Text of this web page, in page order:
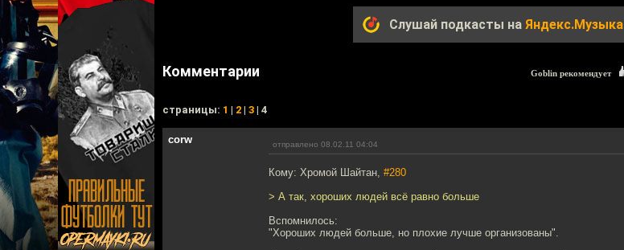
Слушай подкасты на Яндекс.Музыка
Комментарии Goblin рекомендует
cтраницы: 1 | 2 | 3 | 4
corw отправлено 08.02.11 04:04
Кому: Хромой Шайтан, #280
> А так, хороших людей всё равно больше
Вспомнилось:
"Хороших людей больше, но плохие лучше организованы".